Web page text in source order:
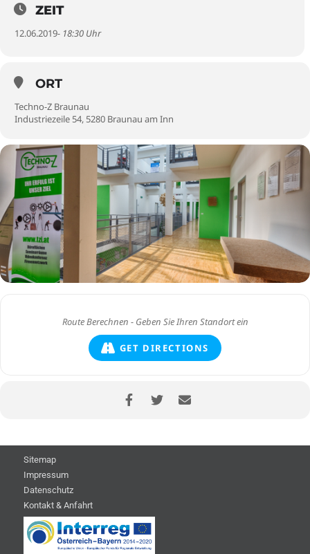
ZEIT
12.06.2019- 18:30 Uhr
ORT
Techno-Z Braunau
Industriezeile 54, 5280 Braunau am Inn
GET DIRECTIONS
Sitemap
Impressum
Datenschutz
Kontakt & Anfahrt